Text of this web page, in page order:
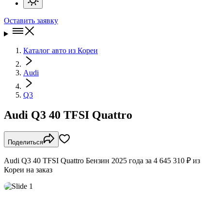
Оставить заявку
Каталог авто из Кореи
Audi
Q3
Audi Q3 40 TFSI Quattro
Поделиться
Audi Q3 40 TFSI Quattro Бензин 2025 года за 4 645 310 ₽ из
Кореи на заказ